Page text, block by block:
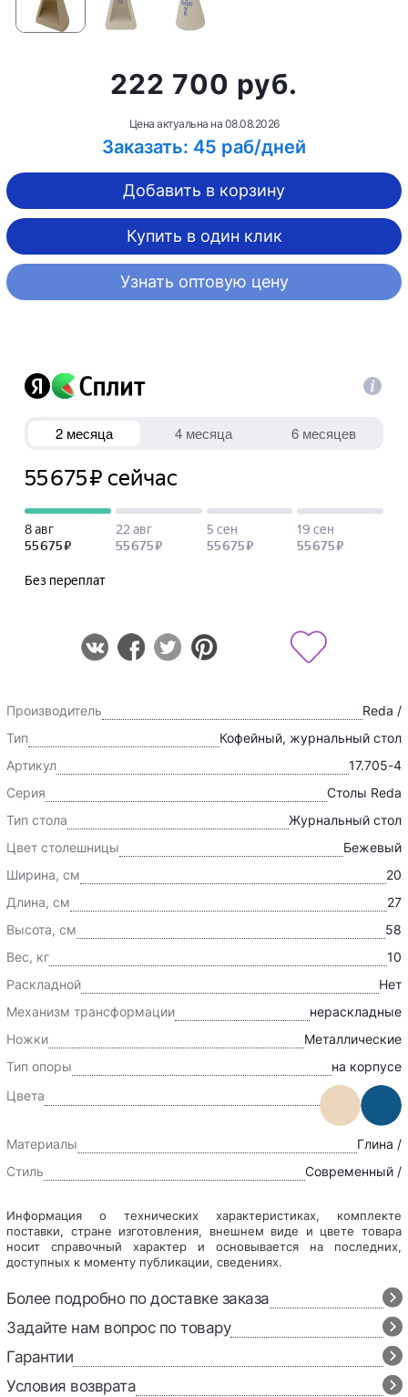
222 700 руб.
Цена актуальна на 08.08.2026
Заказать: 45 раб/дней
Добавить в корзину
Купить в один клик
Узнать оптовую цену
Производитель
Reda /
Тип
Кофейный, журнальный стол
Артикул
17.705-4
Серия
Столы Reda
Тип стола
Журнальный стол
Цвет столешницы
Бежевый
Ширина, см
20
Длина, см
27
Высота, см
58
Вес, кг
10
Раскладной
Нет
Механизм трансформации
нераскладные
Ножки
Металлические
Тип опоры
на корпусе
Цвета
Материалы
Глина /
Стиль
Современный /
Информация о технических характеристиках, комплекте
поставки, стране изготовления, внешнем виде и цвете товара
носит справочный характер и основывается на последних,
доступных к моменту публикации, сведениях.
Более подробно по доставке заказа
Задайте нам вопрос по товару
Гарантии
Условия возврата